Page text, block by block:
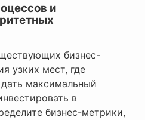
и
бизнес-
узких мест, где
максимальный
в
бизнес-метрики,